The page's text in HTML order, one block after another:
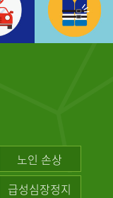
노인 손상
급성심장정지